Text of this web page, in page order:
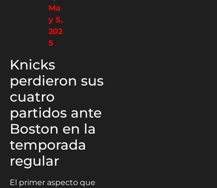
Ma
y 5,
202
5
Knicks
perdieron sus
cuatro
partidos ante
Boston en la
temporada
regular
El primer aspecto que